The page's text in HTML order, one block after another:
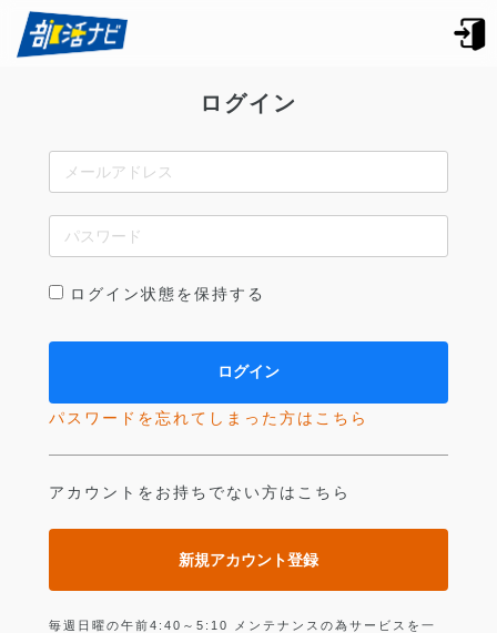
ログイン
ログイン状態を保持する
パスワードを忘れてしまった方はこちら
アカウントをお持ちでない方はこちら
新規アカウント登録
毎週日曜の午前4:40～5:10 メンテナンスの為サービスを一